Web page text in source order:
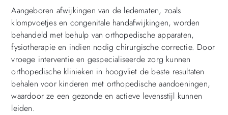
Aangeboren afwijkingen van de ledematen, zoals
klompvoetjes en congenitale handafwijkingen, worden
behandeld met behulp van orthopedische apparaten,
fysiotherapie en indien nodig chirurgische correctie. Door
vroege interventie en gespecialiseerde zorg kunnen
orthopedische klinieken in hoogvliet de beste resultaten
behalen voor kinderen met orthopedische aandoeningen,
waardoor ze een gezonde en actieve levensstijl kunnen
leiden.